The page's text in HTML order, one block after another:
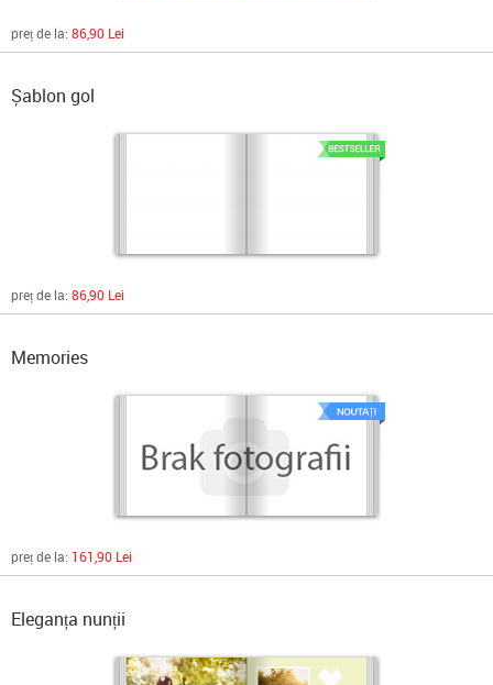
preț de la: 86,90 Lei
Șablon gol
preț de la: 86,90 Lei
Memories
preț de la: 161,90 Lei
Eleganța nunții